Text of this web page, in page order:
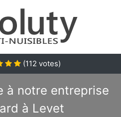
(112 votes)
à notre entreprise
à Levet